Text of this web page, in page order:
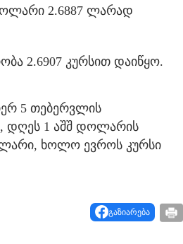
2.6887 ლარად
2.6907 კურსით დაიწყო.
5 თებერვლის
დღეს 1 აშშ დოლარის
ლარი, ხოლო ევროს კურსი
გაზიარება